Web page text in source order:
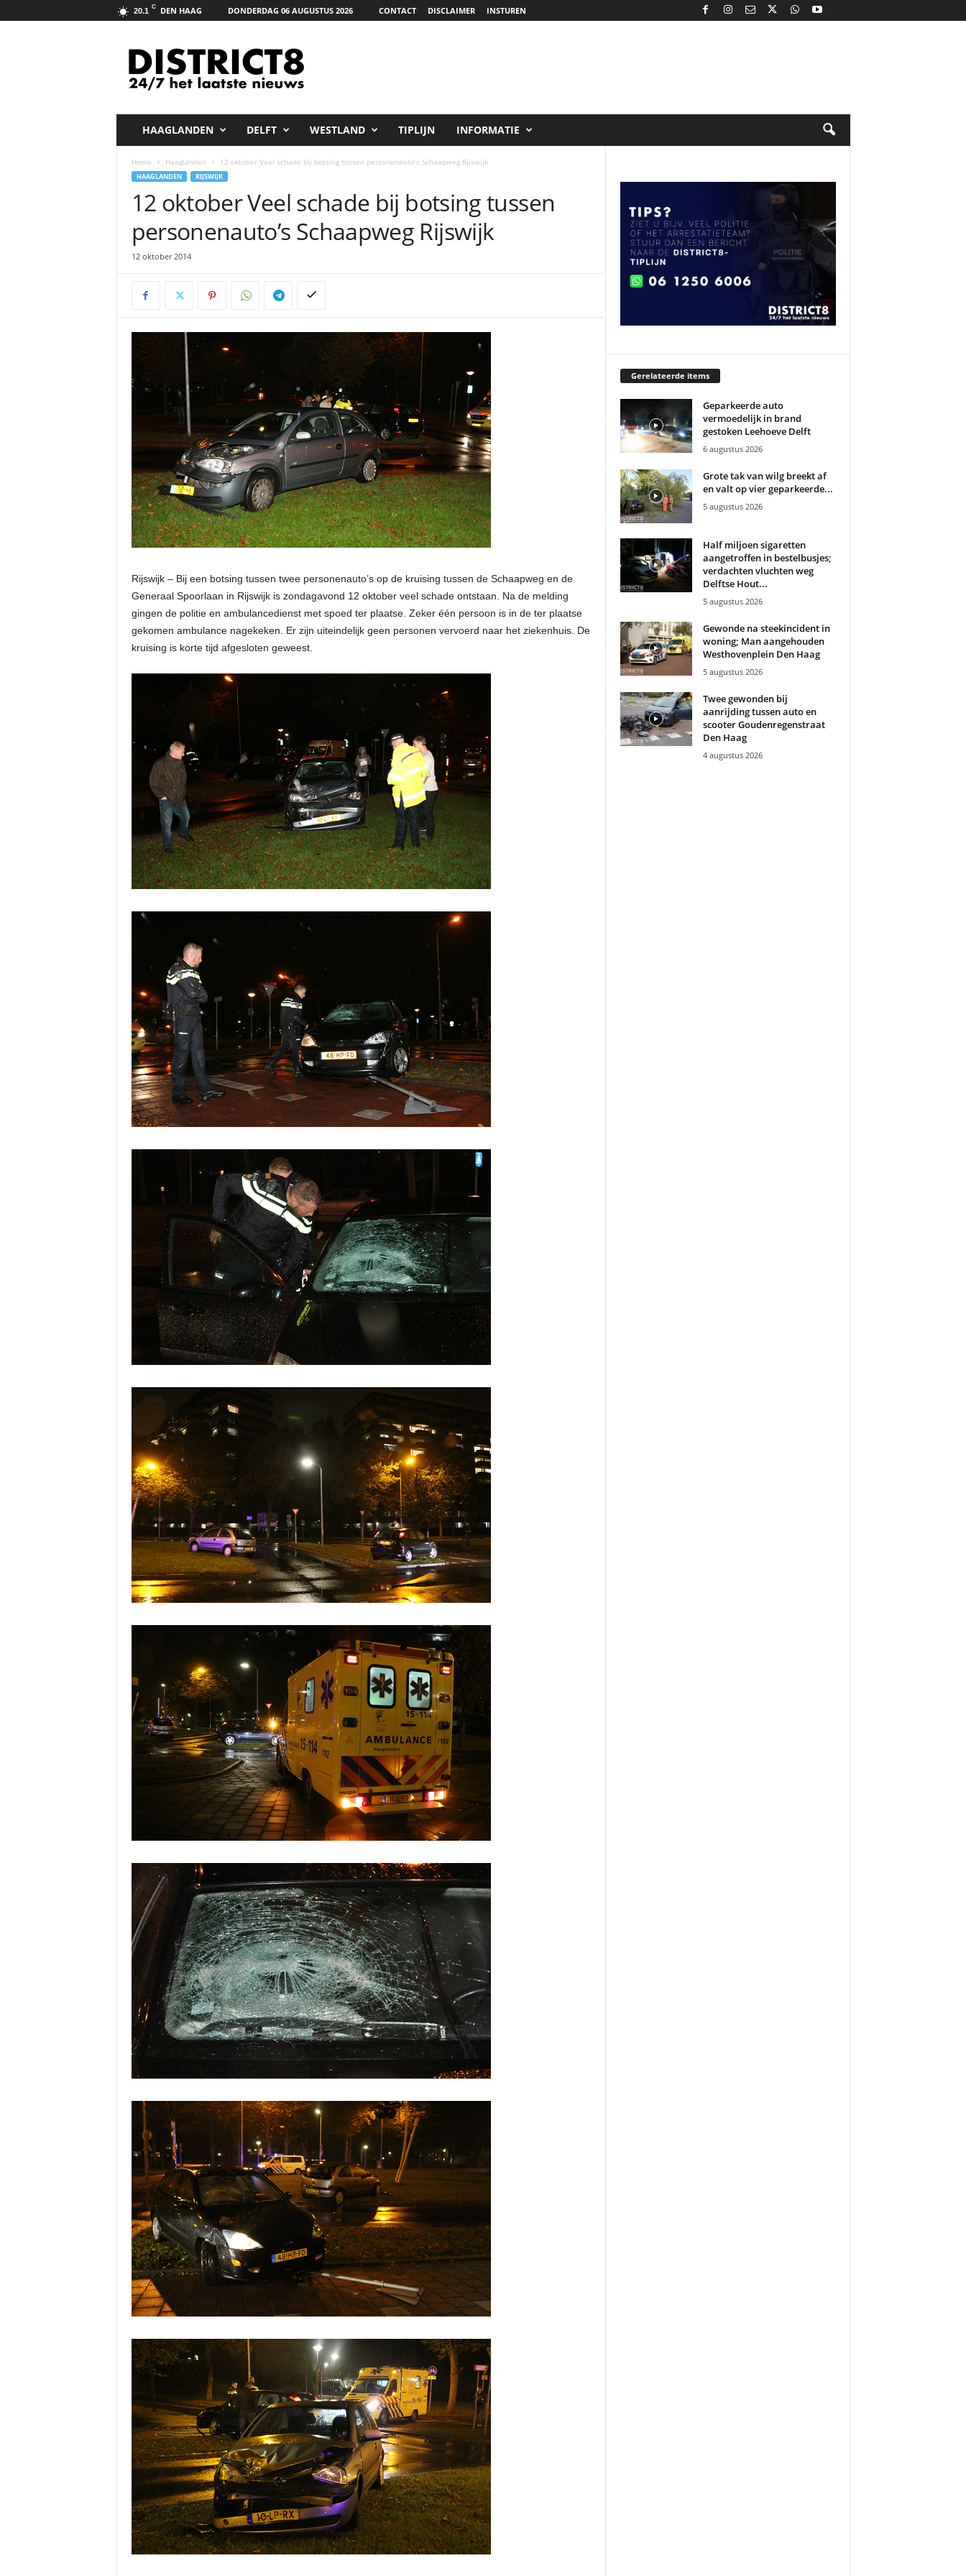
20.1 C DEN HAAG DONDERDAG 06 AUGUSTUS 2026 CONTACT DISCLAIMER INSTUREN
HAAGLANDEN DELFT WESTLAND TIPLIJN INFORMATIE
Home Haaglanden 12 oktober Veel schade bij botsing tussen personenauto’s Schaapweg Rijswijk
HAAGLANDEN RIJSWIJK
12 oktober Veel schade bij botsing tussen
personenauto’s Schaapweg Rijswijk
12 oktober 2014
Rijswijk – Bij een botsing tussen twee personenauto’s op de kruising tussen de Schaapweg en de
Generaal Spoorlaan in Rijswijk is zondagavond 12 oktober veel schade ontstaan. Na de melding
gingen de politie en ambulancedienst met spoed ter plaatse. Zeker één persoon is in de ter plaatse
gekomen ambulance nagekeken. Er zijn uiteindelijk geen personen vervoerd naar het ziekenhuis. De
kruising is korte tijd afgesloten geweest.
Gerelateerde items
Geparkeerde auto
vermoedelijk in brand
gestoken Leehoeve Delft
6 augustus 2026
Grote tak van wilg breekt af
en valt op vier geparkeerde...
5 augustus 2026
Half miljoen sigaretten
aangetroffen in bestelbusjes;
verdachten vluchten weg
Delftse Hout...
5 augustus 2026
Gewonde na steekincident in
woning; Man aangehouden
Westhovenplein Den Haag
5 augustus 2026
Twee gewonden bij
aanrijding tussen auto en
scooter Goudenregenstraat
Den Haag
4 augustus 2026